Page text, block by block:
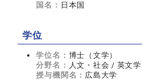
国名： 日本国
学位
学位名： 博士（文学）
分野名： 人文・社会 / 英文
授与機関名： 広島大学